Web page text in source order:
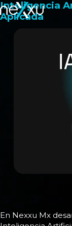
Inteligencia
Aplicada
En Nexxu Mx